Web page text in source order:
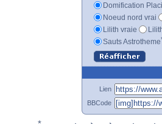
Domification
Noeud nord vrai
Lilith vraie
Sauts Astrotheme
Lien
BBCode